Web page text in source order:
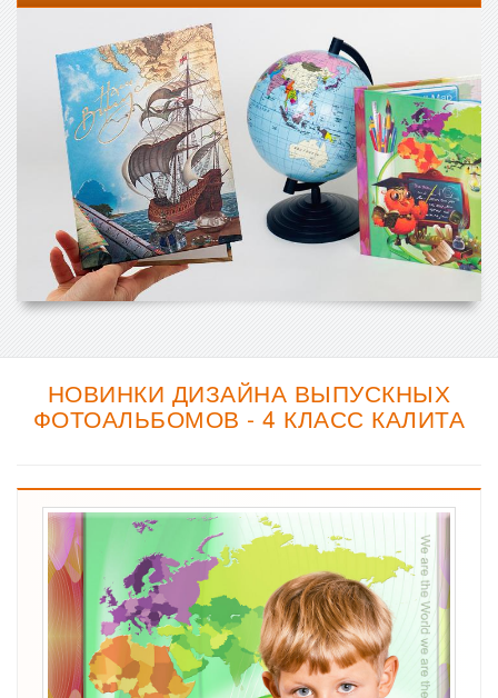
НОВИНКИ ДИЗАЙНА ВЫПУСКНЫХ
ФОТОАЛЬБОМОВ - 4 КЛАСС КАЛИТА